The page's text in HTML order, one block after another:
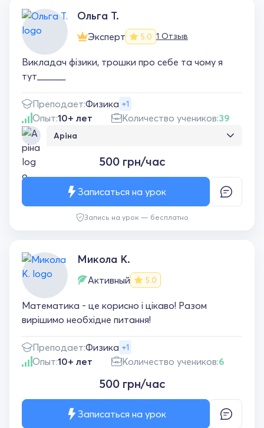
Ольга Т.
Эксперт 5.0 1 Отзыв
Викладач фізики, трошки про себе та чому я
тут______
Преподает:Физика +1
Опыт:10+ лет Количество учеников:39
Аріна
працюватимемо500 грн/час
Запись на урок — бесплатно
Записаться на урок
Микола К.
Активный 5.0
Математика - це корисно і цікаво! Разом
вирішимо необхідне питання!
Преподает:Физика +1
Опыт:10+ лет Количество учеников:6
500 грн/час
Записаться на урок